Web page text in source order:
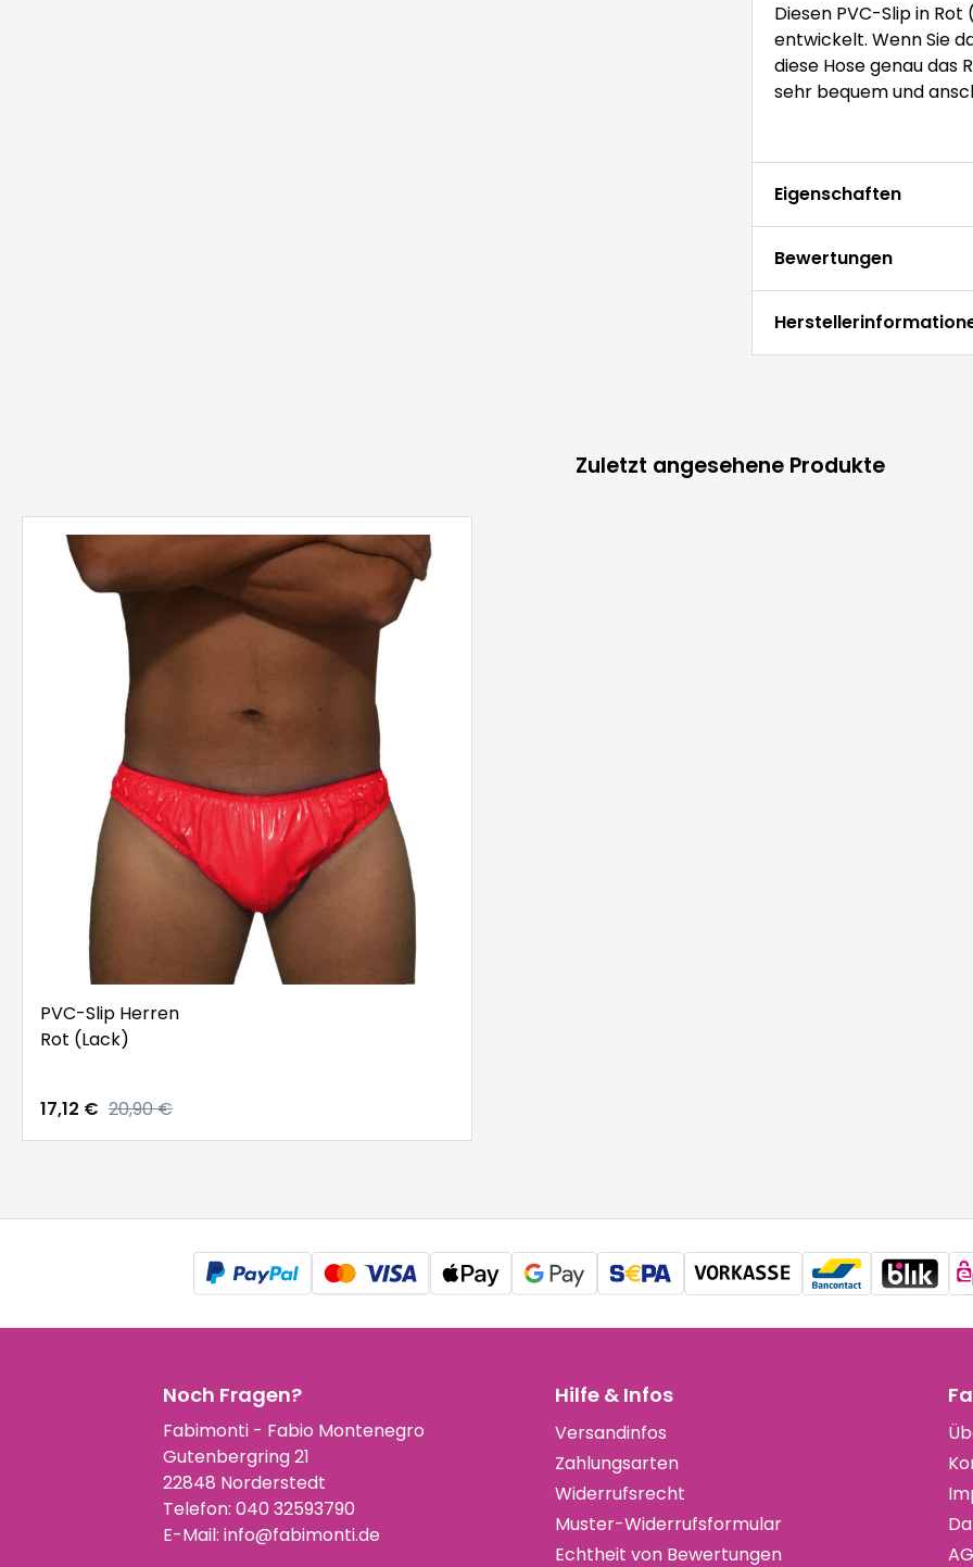
Diesen PVC-Slip in
entwickelt. Wenn Sie
diese Hose genau das
sehr bequem und
Eigenschaften
Bewertungen
Zuletzt angesehene Produkte
PVC-Slip Herren
Rot (Lack)
17,12 € 20,90 €
Noch Fragen?
Fabimonti - Fabio Montenegro
Gutenbergring 21
22848 Norderstedt
Telefon:040 32593790
E-Mail:info@fabimonti.de
Hilfe & Infos
Versandinfos
Zahlungsarten
Widerrufsrecht
Muster-Widerrufsformular
Echtheit von Bewertungen